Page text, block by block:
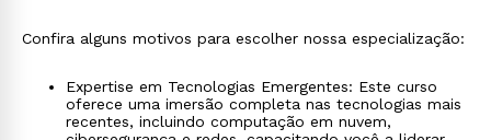
Confira alguns motivos para escolher nossa especialização:
Expertise em Tecnologias Emergentes: Este curso
oferece uma imersão completa nas tecnologias mais
recentes, incluindo computação em nuvem,